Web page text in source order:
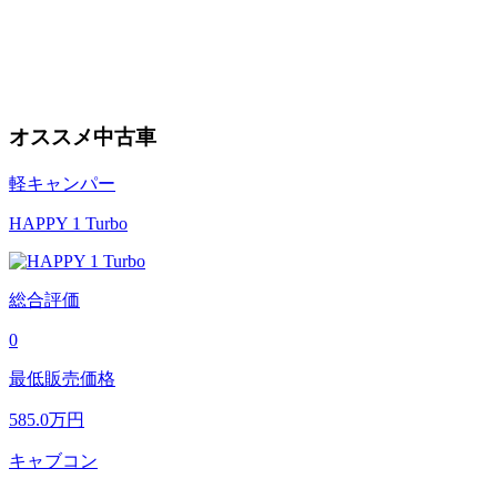
オススメ中古車
軽キャンパー
HAPPY 1 Turbo
総合評価
0
最低販売価格
585.0万円
キャブコン